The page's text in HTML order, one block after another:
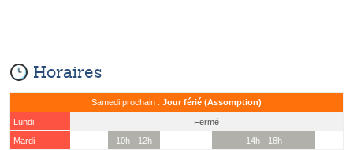
Horaires
Samedi prochain : Jour férié (Assomption)
Lundi
Fermé
Mardi
10h - 12h
14h - 18h